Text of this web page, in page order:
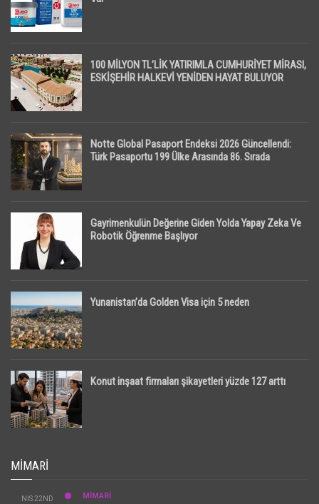
100 MİLYON TL’LİK YATIRIMLA CUMHURİYET MİRASI,
ESKİŞEHİR HALKEVİ YENİDEN HAYAT BULUYOR
Notte Global Pasaport Endeksi 2026 Güncellendi:
Türk Pasaportu 199 Ülke Arasında 86. Sırada
Gayrimenkulün Değerine Giden Yolda Yapay Zeka Ve
Robotik Öğrenme Başlıyor
Yunanistan’da Golden Visa için 5 neden
Konut inşaat firmaları şikayetleri yüzde 127 arttı
MIMARI
NIS 22ND
MİMARİ